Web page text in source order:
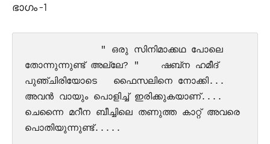
ഭാഗം -1
തോന്നുന്നുണ്ട് അല്ലേ? "    ഷബ്‌ന ഹമീദ്
പുഞ്ചിരിയോടെ   ഫൈസലിനെ നോക്കി...
അവൻ വായും പൊളിച്ച് ഇരിക്കുകയാണ്....
ചെന്നൈ മറീന ബീച്ചിലെ തണുത്ത കാറ്റ് അവരെ
പൊതിയുന്നുണ്ട്.....